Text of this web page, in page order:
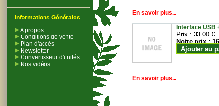
Informations Générales
A propos
Conditions de vente
Plan d'accès
Newsletter
Convertisseur d'unités
Nos vidéos
En savoir plus...
Interface USB
Prix :33.00 €
Notre prix :
Ajouter au
En savoir plus...